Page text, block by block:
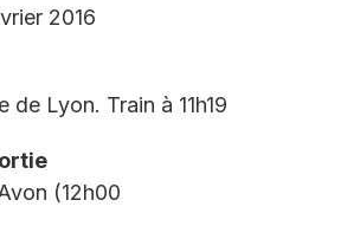
2016
de Lyon. Train à 11h19
(12h00